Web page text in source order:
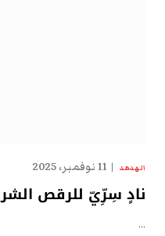
الهدهد 11 نوفمبر، 2025
نادٍ سِرِّيّ للرقص
…